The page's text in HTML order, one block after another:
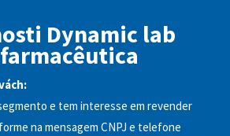
Dynamic lab
e tem interesse em revender
na mensagem CNPJ e telefone